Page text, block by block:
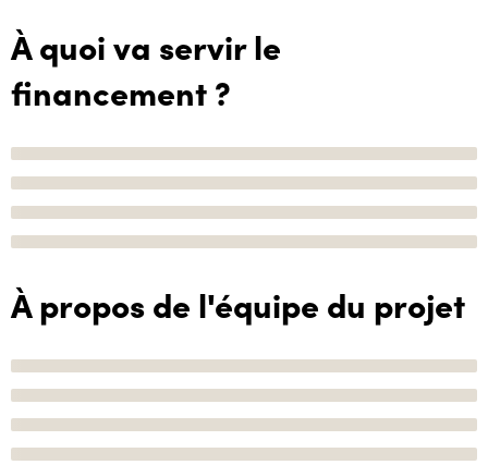
À quoi va servir le
financement ?
À propos de l'équipe du projet